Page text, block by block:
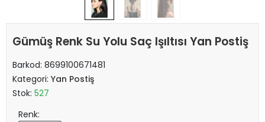
Gümüş Renk Su Yolu Saç Işıltısı Yan Postiş
Barkod: 8699100671481
Kategori: Yan Postiş
Stok: 527
Renk: